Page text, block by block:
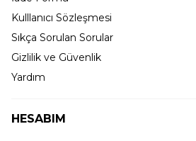
Kulllanıcı Sözleşmesi
Sıkça Sorulan Sorular
Gizlilik ve Güvenlik
Yardım
HESABIM